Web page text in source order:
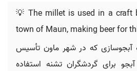
💡 The millet is used in a craft
town of Maun, making beer for
آبجوسازی که در شهر ماون تأسیس
برای گردشگران تشنه استفاده